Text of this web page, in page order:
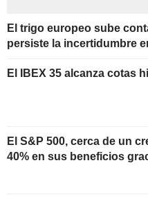
El trigo europeo sube
persiste la incertidumbre
El IBEX 35 alcanza cotas
El S&P 500, cerca de un
40% en sus beneficios